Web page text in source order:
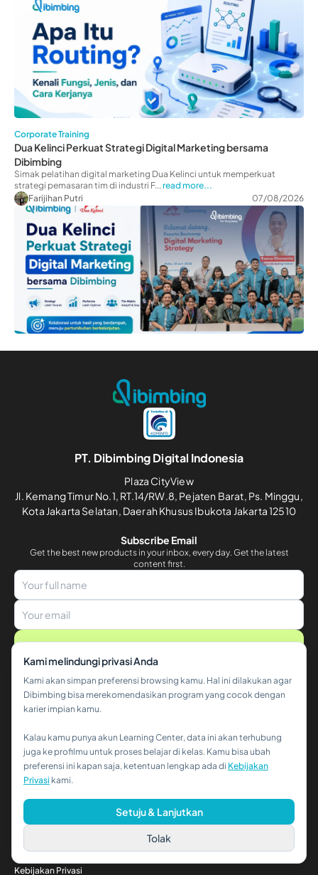
Corporate Training
Dua Kelinci Perkuat Strategi Digital Marketing bersama
Dibimbing
Simak pelatihan digital marketing Dua Kelinci untuk memperkuat
strategi pemasaran tim di industri F...read more...
Farijihan Putri
07/08/2026
Hi!👋
Kalau kamu butuh bantuan,
PT. Dibimbing Digital Indonesia
Plaza CityView
Jl. Kemang Timur No.1, RT.14/RW.8, Pejaten Barat, Ps. Minggu,
Kota Jakarta Selatan, Daerah Khusus Ibukota Jakarta 12510
Subscribe Email
Get the best new products in your inbox, every day. Get the latest
content first.
Subscribe
Video Course Online
Bootcamp
Webinar Gratis
Soft Skill Training
BNSP
Pages
Beranda
Mentor
Afiliasi
Karir
Validasi Sertifikat
Kebijakan Privasi
Kami melindungi privasi Anda
Kami akan simpan preferensi browsing kamu. Hal ini dilakukan agar
Dibimbing bisa merekomendasikan program yang cocok dengan
karier impian kamu.
Kalau kamu punya akun Learning Center, data ini akan terhubung
juga ke profilmu untuk proses belajar di kelas. Kamu bisa ubah
preferensi ini kapan saja, ketentuan lengkap ada di Kebijakan
Privasi kami.
Tolak
Setuju & Lanjutkan